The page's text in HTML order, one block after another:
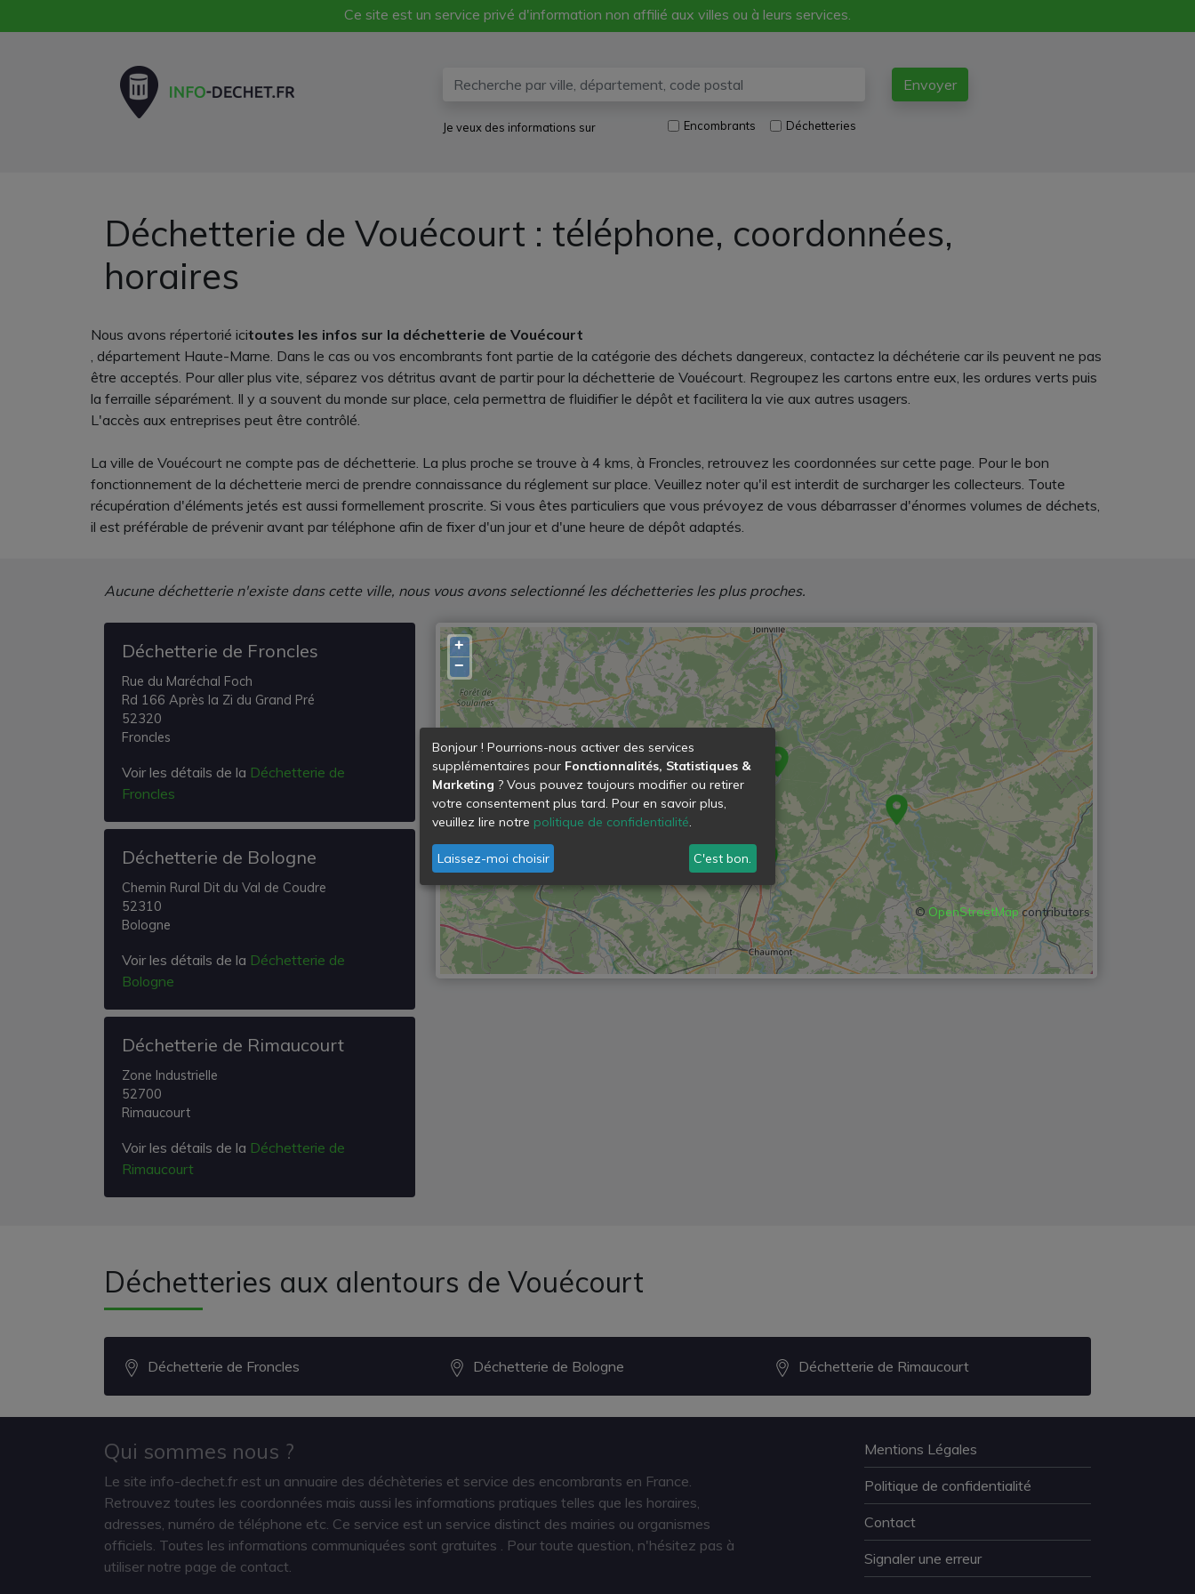
Ce site est un service privé d'information non affilié aux villes ou à leurs services.
Envoyer
Je veux des informations sur Encombrants Déchetteries
Déchetterie de Vouécourt : téléphone, coordonnées,
horaires
Nous avons répertorié icitoutes les infos sur la déchetterie de Vouécourt
, département Haute-Marne. Dans le cas ou vos encombrants font partie de la catégorie des déchets dangereux, contactez la déchéterie car ils peuvent ne pas
être acceptés. Pour aller plus vite, séparez vos détritus avant de partir pour la déchetterie de Vouécourt. Regroupez les cartons entre eux, les ordures verts puis
la ferraille séparément. Il y a souvent du monde sur place, cela permettra de fluidifier le dépôt et facilitera la vie aux autres usagers.
L'accès aux entreprises peut être contrôlé.
La ville de Vouécourt ne compte pas de déchetterie. La plus proche se trouve à 4 kms, à Froncles, retrouvez les coordonnées sur cette page. Pour le bon
fonctionnement de la déchetterie merci de prendre connaissance du réglement sur place. Veuillez noter qu'il est interdit de surcharger les collecteurs. Toute
récupération d'éléments jetés est aussi formellement proscrite. Si vous êtes particuliers que vous prévoyez de vous débarrasser d'énormes volumes de déchets,
il est préférable de prévenir avant par téléphone afin de fixer d'un jour et d'une heure de dépôt adaptés.
Aucune déchetterie n'existe dans cette ville, nous vous avons selectionné les déchetteries les plus proches.
Déchetterie de Froncles
Rue du Maréchal Foch
Rd 166 Après la Zi du Grand Pré
52320
Froncles
Voir les détails de la Déchetterie de
Froncles
Déchetterie de Bologne
Chemin Rural Dit du Val de Coudre
52310
Bologne
Voir les détails de la Déchetterie de
Bologne
Déchetterie de Rimaucourt
Zone Industrielle
52700
Rimaucourt
Voir les détails de la Déchetterie de
Rimaucourt
+
−
© OpenStreetMapcontributors
Déchetteries aux alentours de Vouécourt
Déchetterie de Froncles Déchetterie de Bologne Déchetterie de Rimaucourt
Qui sommes nous ?
Le site info-dechet.fr est un annuaire des déchèteries et service des encombrants en France.
Retrouvez toutes les coordonnées mais aussi les informations pratiques telles que les horaires,
adresses, numéro de téléphone etc. Ce service est un service distinct des mairies ou organismes
officiels. Toutes les informations communiquées sont gratuites . Pour toute question, n'hésitez pas à
utiliser notre page de contact.
Mentions Légales
Politique de confidentialité
Contact
Signaler une erreur
Bonjour ! Pourrions-nous activer des services
supplémentaires pour Fonctionnalités, Statistiques &
Marketing ? Vous pouvez toujours modifier ou retirer
votre consentement plus tard. Pour en savoir plus,
veuillez lire notre politique de confidentialité.
Laissez-moi choisir C'est bon.